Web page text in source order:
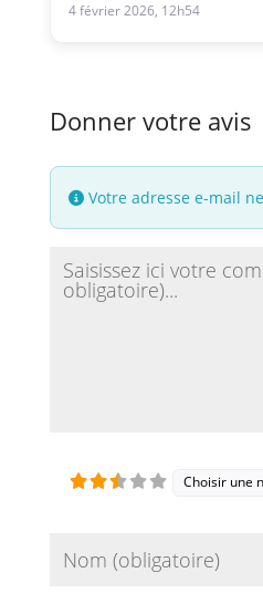
4 février 2026, 12h54
Donner votre avis
Votre adresse e-mail
Review text
Choisir une